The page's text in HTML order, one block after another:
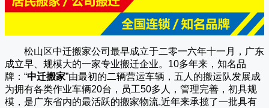
松山区中迁搬家公司 最早成立于二零一六年十一月，广东
成立早、规模大的一家专业搬迁企业。10多年来，知名品
牌：“中迁搬家”由最初的二辆营运车辆，五人的搬运队发展成
为拥有各类作业车辆20台，员工50多人，管理完善，初具规
模，是广东省内的最活跃的搬家物流,近年来承揽了一批具有